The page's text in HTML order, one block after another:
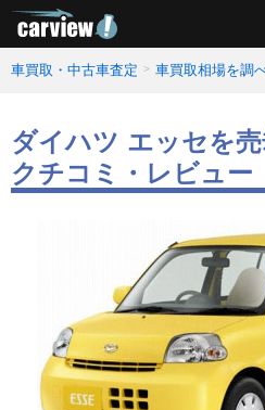
車買取・中古車査定 車買取相場を調
ダイハツ エッセを
クチコミ・レビュー